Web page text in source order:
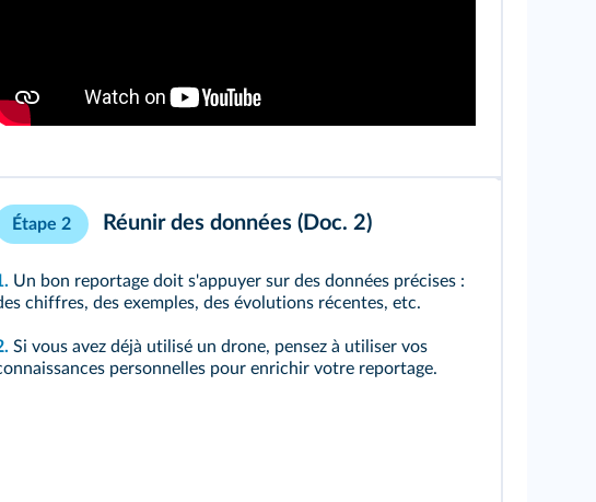
Étape 2 Réunir des données (Doc. 2)
Un bon reportage doit s'appuyer sur des données précises :
chiffres, des exemples, des évolutions récentes, etc.
Si vous avez déjà utilisé un drone, pensez à utiliser vos
personnelles pour enrichir votre reportage.